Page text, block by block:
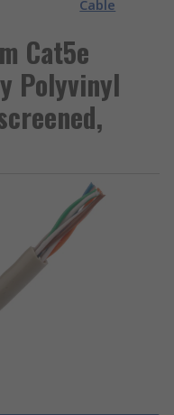
Cable
Cat5e
Polyvinyl